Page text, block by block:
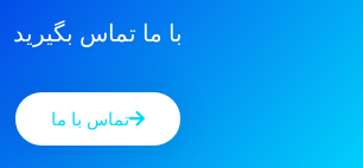
با ما تماس بگیرید
تماس با ما